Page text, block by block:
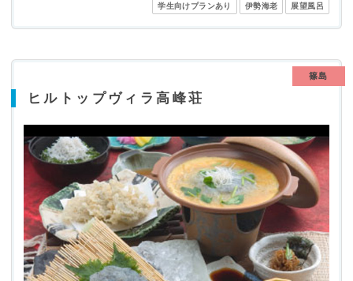
学生向けプランあり 伊勢海老 展望風呂
ヒルトップヴィラ高峰荘
篠島